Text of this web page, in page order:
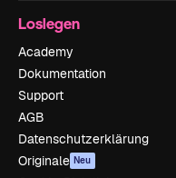
Loslegen
Academy
Dokumentation
Support
AGB
Datenschutzerklärung
Originale Neu